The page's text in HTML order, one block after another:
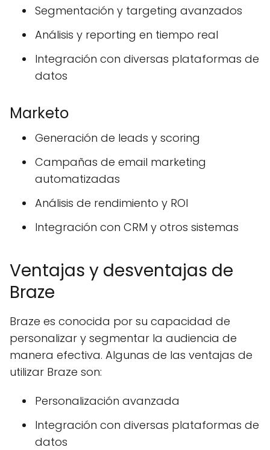
Segmentación y targeting avanzados
Análisis y reporting en tiempo real
Integración con diversas plataformas de
datos
Marketo
Generación de leads y scoring
Campañas de email marketing
automatizadas
Análisis de rendimiento y ROI
Integración con CRM y otros sistemas
Ventajas y desventajas de
Braze
Braze es conocida por su capacidad de
personalizar y segmentar la audiencia de
manera efectiva. Algunas de las ventajas de
utilizar Braze son:
Personalización avanzada
Integración con diversas plataformas de
datos